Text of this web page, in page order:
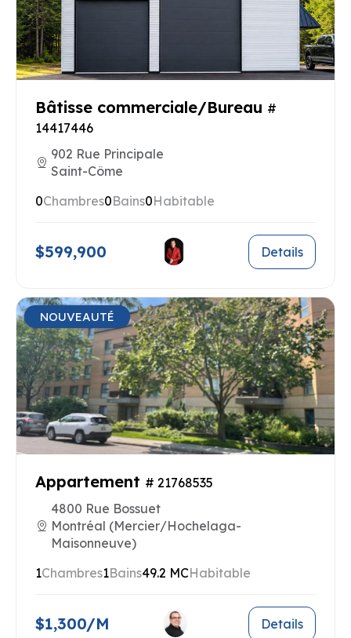
Bâtisse commerciale/Bureau #
14417446
902 Rue Principale
Saint-Côme
0Chambres0Bains0Habitable
$599,900 Details
NOUVEAUTÉ
Appartement # 21768535
4800 Rue Bossuet
Montréal (Mercier/Hochelaga-
Maisonneuve)
1Chambres1Bains49.2 MCHabitable
$1,300/M Details